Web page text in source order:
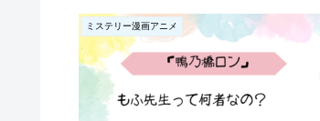
ミステリー漫画アニメ